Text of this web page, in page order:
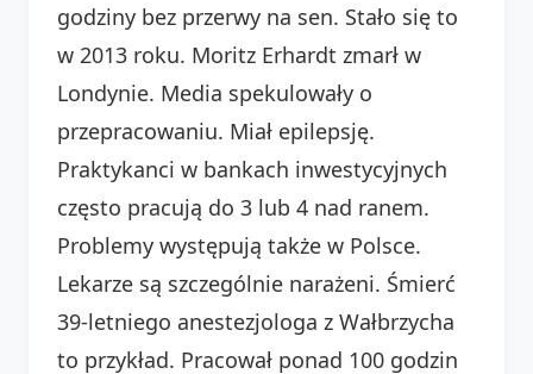
godziny bez przerwy na sen. Stało się to
w 2013 roku. Moritz Erhardt zmarł w
Londynie. Media spekulowały o
przepracowaniu. Miał epilepsję.
Praktykanci w bankach inwestycyjnych
często pracują do 3 lub 4 nad ranem.
Problemy występują także w Polsce.
Lekarze są szczególnie narażeni. Śmierć
39-letniego anestezjologa z Wałbrzycha
to przykład. Pracował ponad 100 godzin